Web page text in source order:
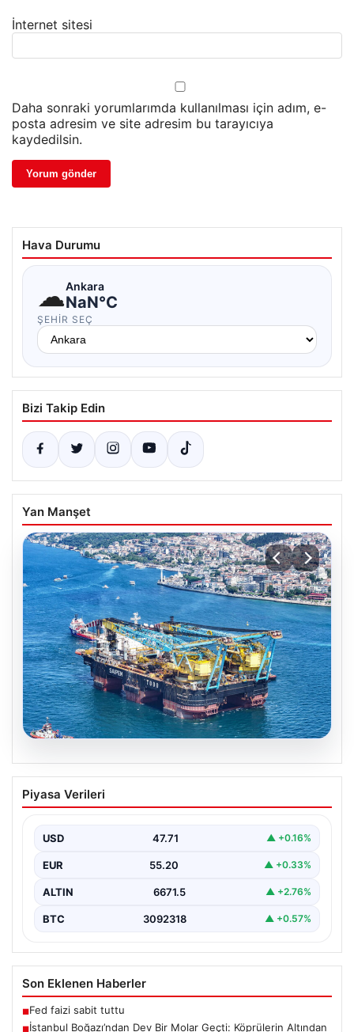
İnternet sitesi
Daha sonraki yorumlarımda kullanılması için adım, e-
posta adresim ve site adresim bu tarayıcıya
kaydedilsin.
Hava Durumu
☁Ankara
NaN°C
ŞEHIR SEÇ
Bizi Takip Edin
Yan Manşet
İstanbul Boğazı’ndan Dev Bir Molar
Geçti: Köprülerin Altından Geçiş İçin
İstanbul Boğazı, dün büyük bir denizcilik etkinliğine
Piyasa Verileri
USD 47.71 ▲ +0.16%
EUR 55.20 ▲ +0.33%
ALTIN 6671.5 ▲ +2.76%
BTC 3092318 ▲ +0.57%
Son Eklenen Haberler
■Fed faizi sabit tuttu
■İstanbul Boğazı’ndan Dev Bir Molar Geçti: Köprülerin Altından